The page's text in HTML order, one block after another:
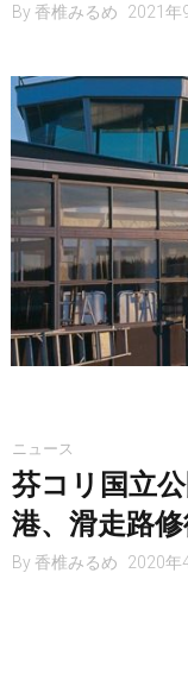
ニュース
By 香椎みるめ 2021年
ニュース
芬コリ国立
港、滑走路
By 香椎みるめ 2020年